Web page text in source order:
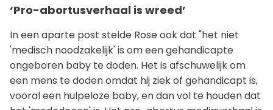
‘Pro-abortusverhaal is wreed’
In een aparte post stelde Rose ook dat "het niet
'medisch noodzakelijk' is om een gehandicapte
ongeboren baby te doden. Het is afschuwelijk om
een mens te doden omdat hij ziek of gehandicapt is,
vooral een hulpeloze baby, en dan vol te houden dat